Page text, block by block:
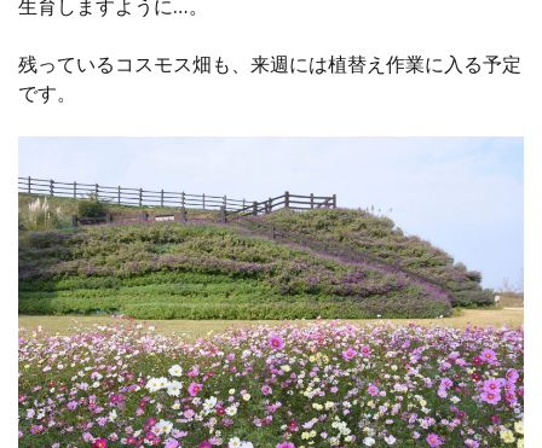
生育しますように…。
残っているコスモス畑も、来週には植替え作業に入る予定
です。